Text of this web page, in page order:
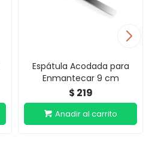
Espátula Acodada para
Enmantecar 9 cm
$ 219